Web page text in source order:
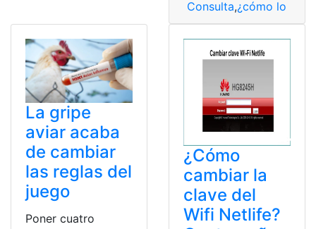
Consulta,¿cómo lo
La gripe
aviar acaba
de cambiar
las reglas del
juego
Poner cuatro
¿Cómo
cambiar la
clave del
Wifi Netlife?